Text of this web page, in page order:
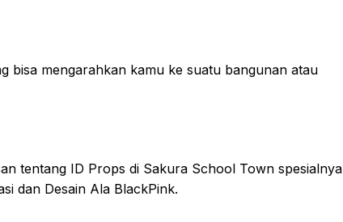
bisa mengarahkan kamu ke suatu bangunan atau
tentang ID Props di Sakura School Town spesialnya
dan Desain Ala BlackPink.